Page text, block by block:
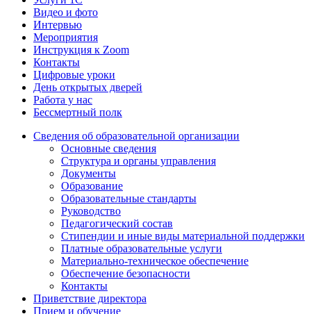
Видео и фото
Интервью
Мероприятия
Инструкция к Zoom
Контакты
Цифровые уроки
День открытых дверей
Работа у нас
Бессмертный полк
Сведения об образовательной организации
Основные сведения
Структура и органы управления
Документы
Образование
Образовательные стандарты
Руководство
Педагогический состав
Стипендии и иные виды материальной поддержки
Платные образовательные услуги
Материально-техническое обеспечение
Обеспечение безопасности
Контакты
Приветствие директора
Прием и обучение